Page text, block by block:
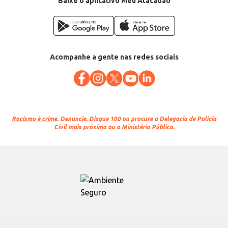
Acompanhe a gente nas redes sociais
Racismo é crime. Denuncie. Disque 100 ou procure a Delegacia de Polícia
Civil mais próxima ou o Ministério Público.